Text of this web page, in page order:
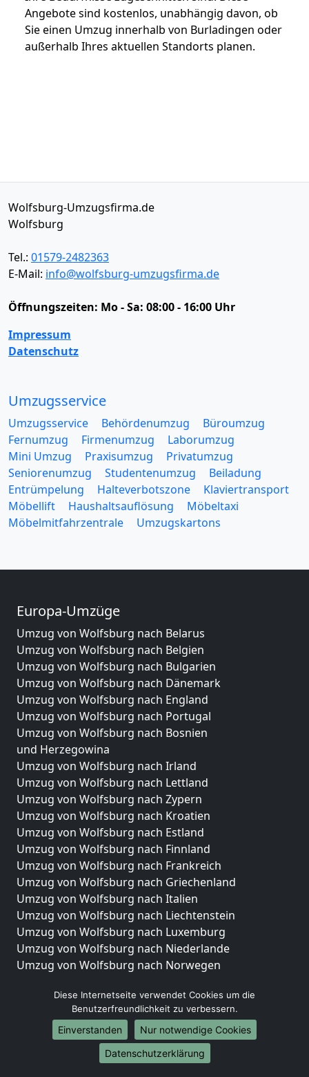
Angebote sind kostenlos, unabhängig davon, ob
Sie einen Umzug innerhalb von Burladingen oder
außerhalb Ihres aktuellen Standorts planen.
Wolfsburg-Umzugsfirma.de
Wolfsburg
Tel.: 01579-2482363
E-Mail: info@wolfsburg-umzugsfirma.de
Öffnungszeiten: Mo - Sa: 08:00 - 16:00 Uhr
Impressum
Datenschutz
Umzugsservice
Umzugsservice Behördenumzug
Büroumzug
Fernumzug
Firmenumzug
Laborumzug
Mini Umzug
Praxisumzug
Privatumzug
Seniorenumzug
Studentenumzug
Beiladung
Entrümpelung
Halteverbotszone
Klaviertransport
Möbellift
Haushaltsauflösung
Möbeltaxi
Möbelmitfahrzentrale
Umzugskartons
Europa-Umzüge
Umzug von Wolfsburg nach Belarus
Umzug von Wolfsburg nach Belgien
Umzug von Wolfsburg nach Bulgarien
Umzug von Wolfsburg nach Dänemark
Umzug von Wolfsburg nach England
Umzug von Wolfsburg nach Portugal
Umzug von Wolfsburg nach Bosnien
und Herzegowina
Umzug von Wolfsburg nach Irland
Umzug von Wolfsburg nach Lettland
Umzug von Wolfsburg nach Zypern
Umzug von Wolfsburg nach Kroatien
Umzug von Wolfsburg nach Estland
Umzug von Wolfsburg nach Finnland
Umzug von Wolfsburg nach Frankreich
Umzug von Wolfsburg nach Griechenland
Umzug von Wolfsburg nach Italien
Umzug von Wolfsburg nach Liechtenstein
Umzug von Wolfsburg nach Luxemburg
Umzug von Wolfsburg nach Niederlande
Umzug von Wolfsburg nach Norwegen
Umzüge-Deutschlandweit
Umzug von Wolfsburg nach Berlin
Umzug von Wolfsburg nach Hamburg
Umzug von Wolfsburg nach München
Umzug von Wolfsburg nach Köln
Diese Internetseite verwendet Cookies um die
Benutzerfreundlichkeit zu verbessern.
Einverstanden
Nur notwendige Cookies
Datenschutzerklärung